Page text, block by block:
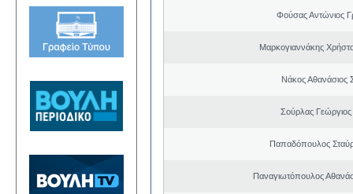
Φούσας Αντώνιος
Μαρκογιαννάκης
Νάκος Αθανάσιος
Σούρλας
Παπαδόπουλος
Παναγιωτόπουλος